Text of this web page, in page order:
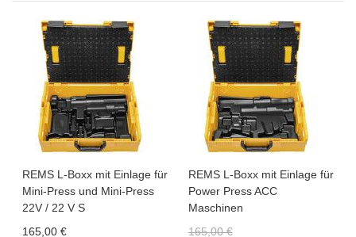
REMS L-Boxx mit Einlage für
Mini-Press und Mini-Press
22V / 22 V S
165,00 €
REMS L-Boxx mit Einlage für
Power Press ACC
Maschinen
165,00 €